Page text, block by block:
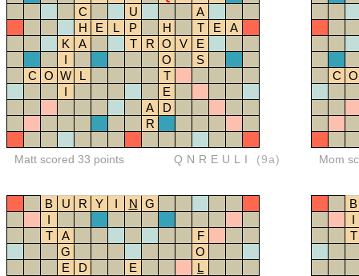
C
U
A
H
E L P H T E
A
K
A T R O V
E
I
O
S
C O W L
T
I
E
A
D
R
Matt scored 33 points QNREULI (9a)
C O
Mom
B U R Y I N G
I
T
A
F
G
O
E
D E
L
B
I
T